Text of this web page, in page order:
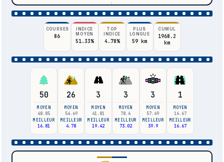
COURSES
86
INDICE
MOYEN
51.33%
TOP
INDICE
4.78%
PLUS
LONGUE
59 km
CUMUL
1968.2
km
50
MOYEN
48.85
MEILLEUR
16.81
26
MOYEN
54.69
MEILLEUR
4.78
3
MOYEN
41.81
MEILLEUR
19.42
3
MOYEN
78.6
MEILLEUR
73.02
3
MOYEN
57.49
MEILLEUR
39.9
1
MOYEN
16.67
MEILLEUR
16.67